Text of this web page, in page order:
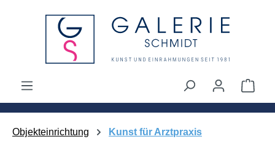
springen
Objekteinrichtung Kunst für Arztpraxis